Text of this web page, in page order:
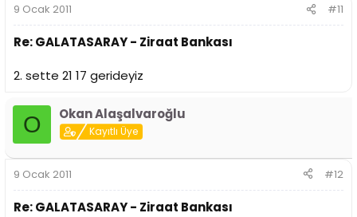
9 Ocak 2011 #11
Re: GALATASARAY - Ziraat Bankası
2. sette 21 17 gerideyiz
O Okan Alaşalvaroğlu
Kayıtlı Üye
9 Ocak 2011 #12
Re: GALATASARAY - Ziraat Bankası